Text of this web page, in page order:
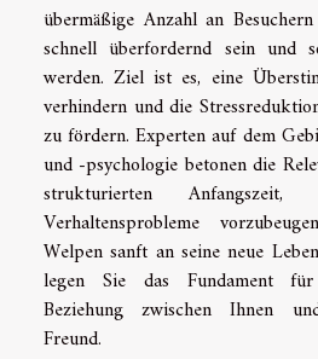
übermäßige Anzahl an
schnell überfordernd sein und
werden. Ziel ist es, eine
verhindern und die
zu fördern. Experten auf dem
und -psychologie betonen die
strukturierten
Verhaltensprobleme
Welpen sanft an seine neue
legen Sie das Fundament
Beziehung zwischen Ihnen
Freund.